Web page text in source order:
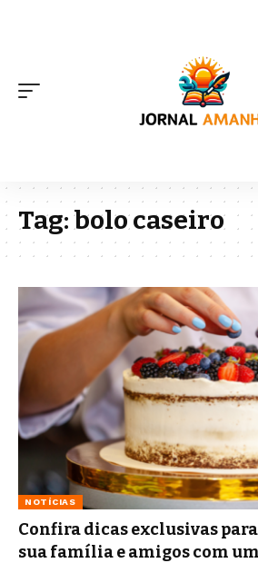
Tag:bolo caseiro
NOTÍCIAS
Confira dicas exclusivas
sua família e amigos com